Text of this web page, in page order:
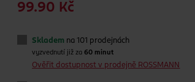
99.90 Kč
Skladem na 101 prodejnách
vyzvednutí již za60 minut
Ověřit dostupnost v prodejně ROSSMANN